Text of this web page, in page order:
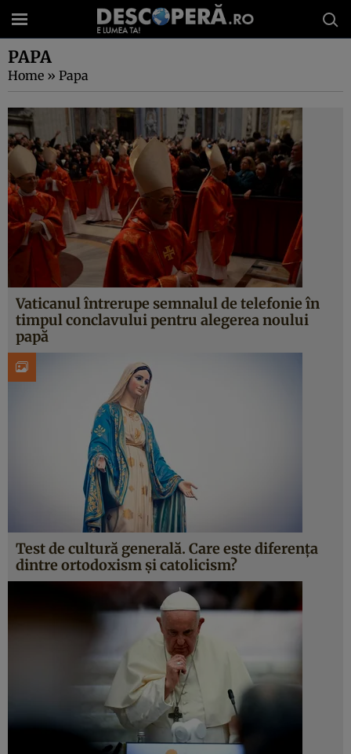
PAPA
Home » Papa
Vaticanul întrerupe semnalul de telefonie în
timpul conclavului pentru alegerea noului
papă
Test de cultură generală. Care este diferența
dintre ortodoxism și catolicism?